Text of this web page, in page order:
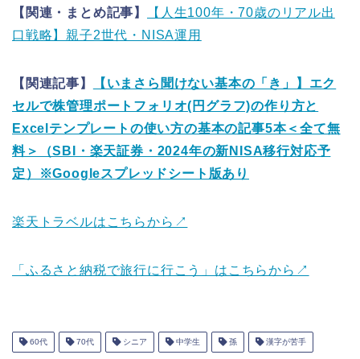
【関連・まとめ記事】
【人生100年・70歳のリアル出
口戦略】親子2世代・NISA運用
【関連記事】
【いまさら聞けない基本の「き」】エク
セルで株管理ポートフォリオ(円グラフ)の作り方と
Excelテンプレートの使い方の基本の記事5本＜全て無
料＞（SBI・楽天証券・2024年の新NISA移行対応予
定）※Googleスプレッドシート版あり
楽天トラベルはこちらから↗
「ふるさと納税で旅行に行こう」はこちらから↗
60代 70代 シニア 中学生 孫 漢字が苦手